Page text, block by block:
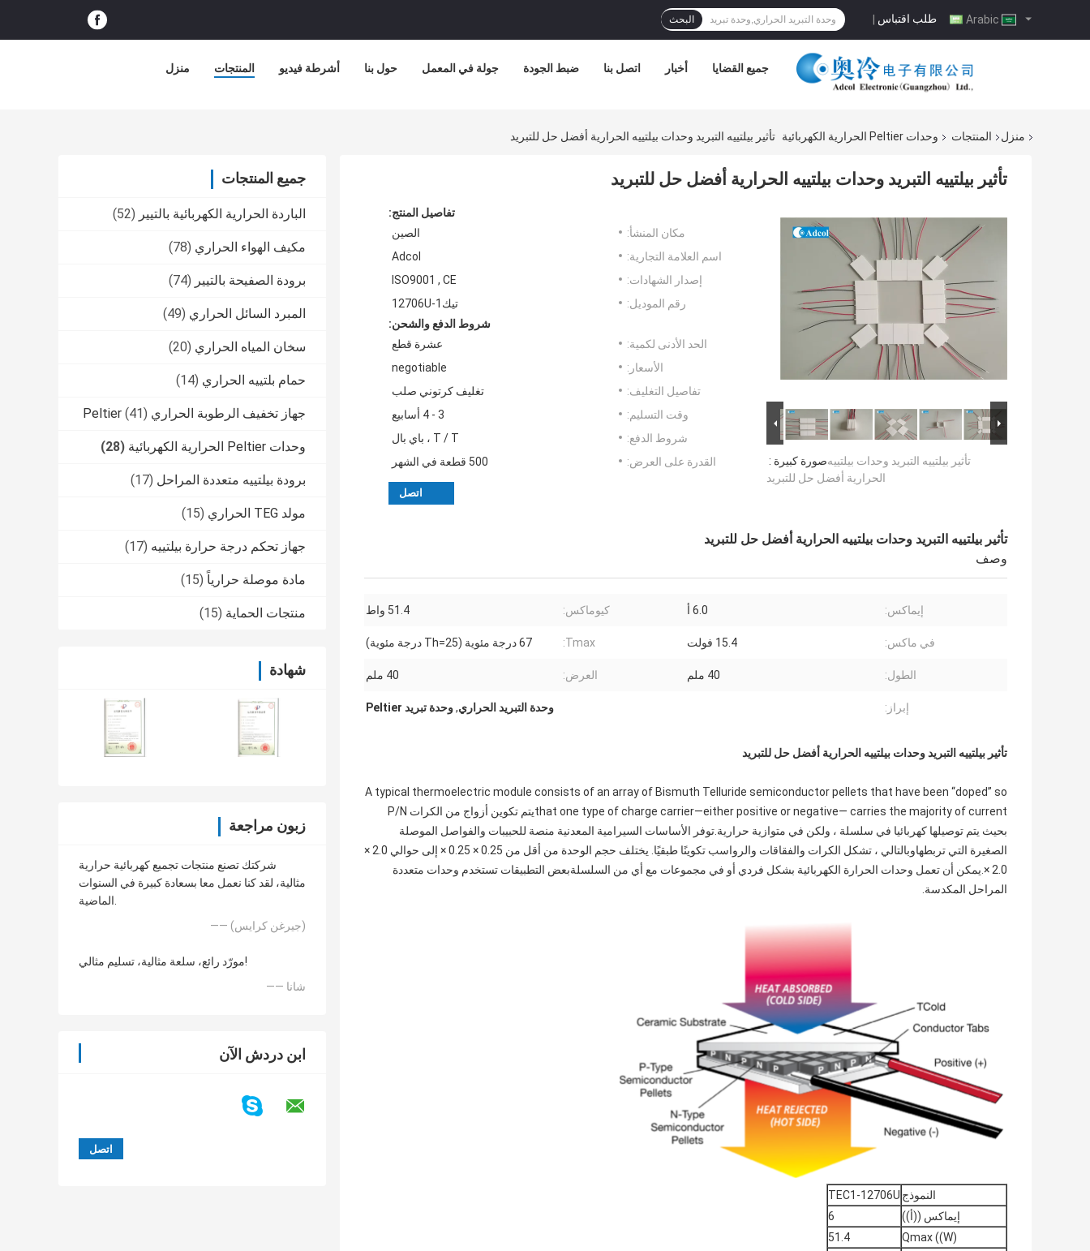
طلب اقتباس | البحث
منزل المنتجات أشرطة فيديو حول بنا جولة في المعمل ضبط الجودة اتصل بنا أخبار جميع القضايا
منزل المنتجات وحدات Peltier الحرارية الكهربائية تأثير بيلتييه التبريد وحدات بيلتييه الحرارية أفضل حل للتبريد
جميع المنتجات
الباردة الحرارية الكهربائية بالتيير (52)
مكيف الهواء الحراري (78)
برودة الصفيحة بالتيير (74)
المبرد السائل الحراري (49)
سخان المياه الحراري (20)
حمام بلتييه الحراري (14)
جهاز تخفيف الرطوبة الحراري Peltier (41)
وحدات Peltier الحرارية الكهربائية (28)
برودة بيلتييه متعددة المراحل (17)
مولد TEG الحراري (15)
جهاز تحكم درجة حرارة بيلتييه (17)
مادة موصلة حرارياً (15)
منتجات الحماية (15)
شهادة
زبون مراجعة
شركتك تصنع منتجات تجميع كهربائية حرارية
مثالية، لقد كنا نعمل معا بسعادة كبيرة في السنوات
الماضية.
—— (جيرغن كرايس)
مورّد رائع، سلعة مثالية، تسليم مثالي!
—— شانا
ابن دردش الآن
تأثير بيلتييه التبريد وحدات بيلتييه الحرارية أفضل حل للتبريد
صورة كبيرة :تأثير بيلتييه التبريد وحدات بيلتييه
الحرارية أفضل حل للتبريد
تفاصيل المنتج:
مكان المنشأ:
الصين
اسم العلامة التجارية:
Adcol
إصدار الشهادات:
ISO9001 , CE
رقم الموديل:
تيك1-12706U
شروط الدفع والشحن:
الحد الأدنى لكمية:
عشرة قطع
الأسعار:
negotiable
تفاصيل التغليف:
تغليف كرتوني صلب
وقت التسليم:
3 - 4 أسابيع
شروط الدفع:
T / T ، باي بال
القدرة على العرض:
500 قطعة في الشهر
اتصل
تأثير بيلتييه التبريد وحدات بيلتييه الحرارية أفضل حل للتبريد
وصف
إيماكس: 6.0 أ كيوماكس: 51.4 واط
في ماكس: 15.4 فولت Tmax: 67 درجة مئوية (Th=25 درجة مئوية)
الطول: 40 ملم العرض: 40 ملم
إبراز: وحدة التبريد الحراري,وحدة تبريد Peltier
تأثير بيلتييه التبريد وحدات بيلتييه الحرارية أفضل حل للتبريد
A typical thermoelectric module consists of an array of Bismuth Telluride semiconductor pellets that have been “doped” so
that one type of charge carrier—either positive or negative— carries the majority of currentيتم تكوين أزواج من الكرات P/N
بحيث يتم توصيلها كهربائيا في سلسلة ، ولكن في متوازية حرارية.توفر الأساسات السيرامية المعدنية منصة للحبيبات والفواصل الموصلة
الصغيرة التي تربطهاوبالتالي ، تشكل الكرات والفقاقات والرواسب تكوينًا طبقيًا. يختلف حجم الوحدة من أقل من 0.25 × 0.25 × إلى حوالي 2.0 ×
2.0 ×.يمكن أن تعمل وحدات الحرارة الكهربائية بشكل فردي أو في مجموعات مع أي من السلسلةبعض التطبيقات تستخدم وحدات متعددة
المراحل المكدسة.
النموذج TEC1-12706U
إيماكس ((أ))
6
Qmax ((W)
51.4